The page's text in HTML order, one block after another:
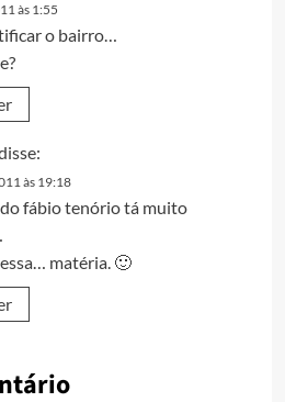
às 1:55
o bairro…
às 19:18
do fábio tenório tá muito
matéria. 🙂